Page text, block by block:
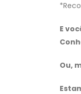
E
Ou,